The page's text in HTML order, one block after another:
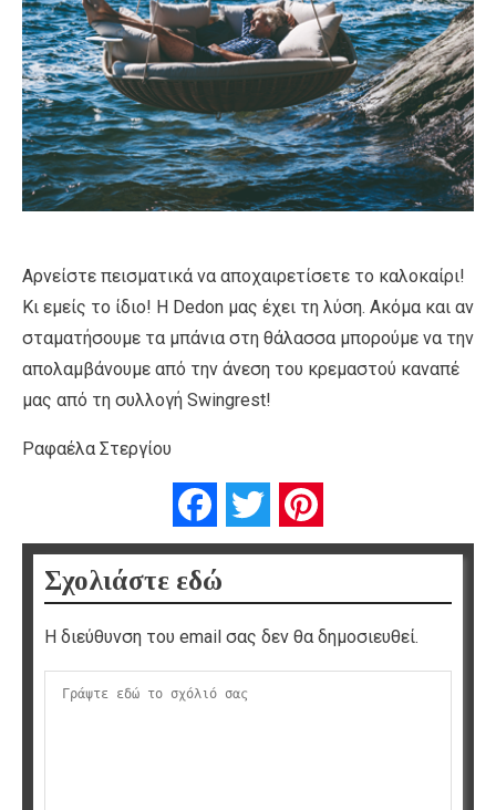
Αρνείστε πεισματικά να αποχαιρετίσετε το καλοκαίρι!
Κι εμείς το ίδιο! Η Dedon μας έχει τη λύση. Ακόμα και αν
σταματήσουμε τα μπάνια στη θάλασσα μπορούμε να την
απολαμβάνουμε από την άνεση του κρεμαστού καναπέ
μας από τη συλλογή Swingrest!
Ραφαέλα Στεργίου
FacebookTwitter
Σχολιάστε εδώ
Η διεύθυνση του email σας δεν θα δημοσιευθεί.